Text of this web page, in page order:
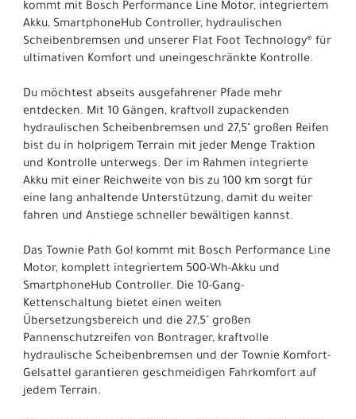
kommt mit Bosch Performance Line Motor, integriertem
Akku, SmartphoneHub Controller, hydraulischen
Scheibenbremsen und unserer Flat Foot Technology® für
ultimativen Komfort und uneingeschränkte Kontrolle.
Du möchtest abseits ausgefahrener Pfade mehr
entdecken. Mit 10 Gängen, kraftvoll zupackenden
hydraulischen Scheibenbremsen und 27,5" großen Reifen
bist du in holprigem Terrain mit jeder Menge Traktion
und Kontrolle unterwegs. Der im Rahmen integrierte
Akku mit einer Reichweite von bis zu 100 km sorgt für
eine lang anhaltende Unterstützung, damit du weiter
fahren und Anstiege schneller bewältigen kannst.
Das Townie Path Go! kommt mit Bosch Performance Line
Motor, komplett integriertem 500-Wh-Akku und
SmartphoneHub Controller. Die 10-Gang-
Kettenschaltung bietet einen weiten
Übersetzungsbereich und die 27,5" großen
Pannenschutzreifen von Bontrager, kraftvolle
hydraulische Scheibenbremsen und der Townie Komfort-
Gelsattel garantieren geschmeidigen Fahrkomfort auf
jedem Terrain.